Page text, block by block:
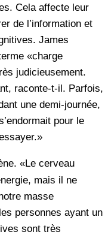
Cela affecte leur
de l’information et
James
«charge
judicieusement.
raconte-t-il. Parfois,
une demi-journée,
pour le
«Le cerveau
mais il ne
masse
personnes ayant un
sont très